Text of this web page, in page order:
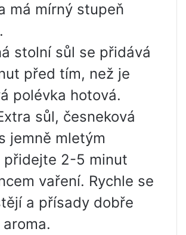
má mírný stupeň
stolní sůl se přidává
před tím, než je
polévka hotová.
sůl, česneková
jemně mletým
přidejte 2-5 minut
vaření. Rychle se
a přísady dobře